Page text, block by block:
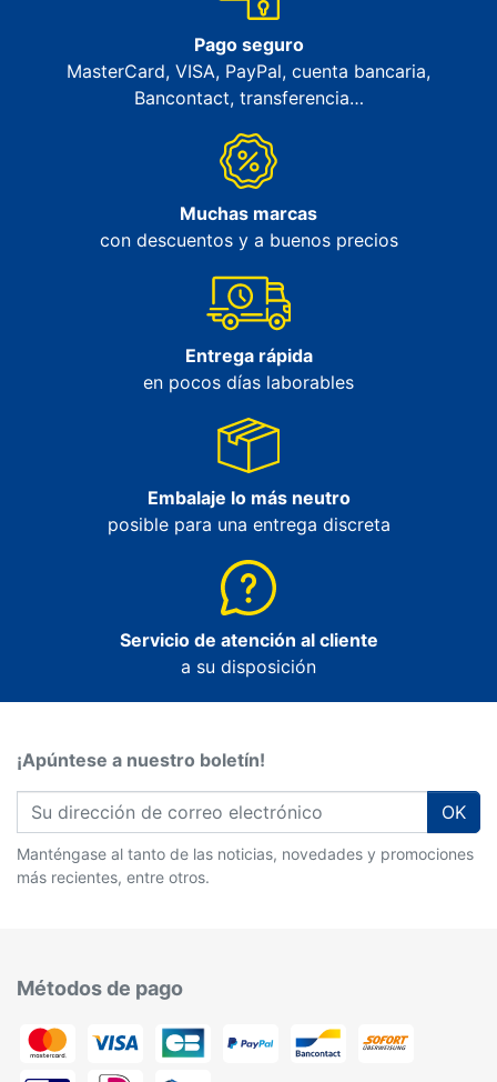
Pago seguro
MasterCard, VISA, PayPal, cuenta bancaria,
Bancontact, transferencia…
Muchas marcas
con descuentos y a buenos precios
Entrega rápida
en pocos días laborables
Embalaje lo más neutro
posible para una entrega discreta
Servicio de atención al cliente
a su disposición
¡Apúntese a nuestro boletín!
OK
Manténgase al tanto de las noticias, novedades y promociones
más recientes, entre otros.
Métodos de pago